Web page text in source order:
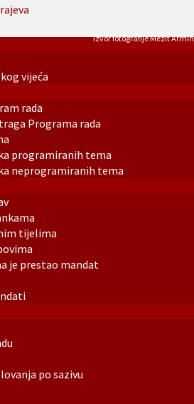
vijeća
rada
Programa rada
programiranih tema
neprogramiranih tema
tijelima
je prestao mandat
po sazivu
Izvor fotografije Mezit Armin